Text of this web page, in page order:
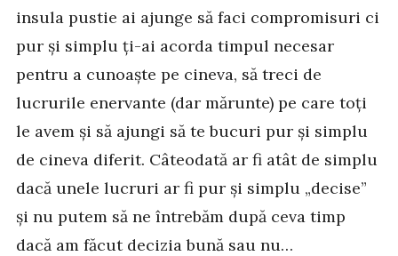
insula pustie ai ajunge să faci compromisuri ci
pur și simplu ți-ai acorda timpul necesar
pentru a cunoaște pe cineva, să treci de
lucrurile enervante (dar mărunte) pe care toți
le avem și să ajungi să te bucuri pur și simplu
de cineva diferit. Câteodată ar fi atât de simplu
dacă unele lucruri ar fi pur și simplu „decise”
și nu putem să ne întrebăm după ceva timp
dacă am făcut decizia bună sau nu…